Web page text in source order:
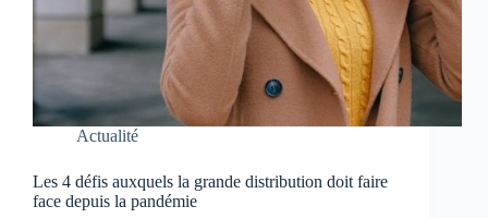
Actualité
Les 4 défis auxquels la grande distribution doit faire
face depuis la pandémie